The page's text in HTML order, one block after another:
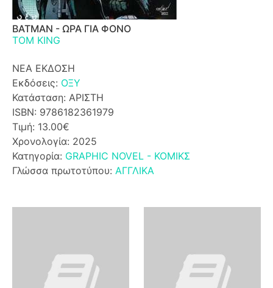
BATMAN - ΩΡΑ ΓΙΑ ΦΟΝΟ
TOM KING
ΝΕΑ ΕΚΔΟΣΗ
Εκδόσεις: ΟΞΥ
Κατάσταση: ΑΡΙΣΤΗ
ISBN: 9786182361979
Τιμή: 13.00€
Χρονολογία: 2025
Κατηγορία: GRAPHIC NOVEL - ΚΟΜΙΚΣ
Γλώσσα πρωτοτύπου: ΑΓΓΛΙΚΑ